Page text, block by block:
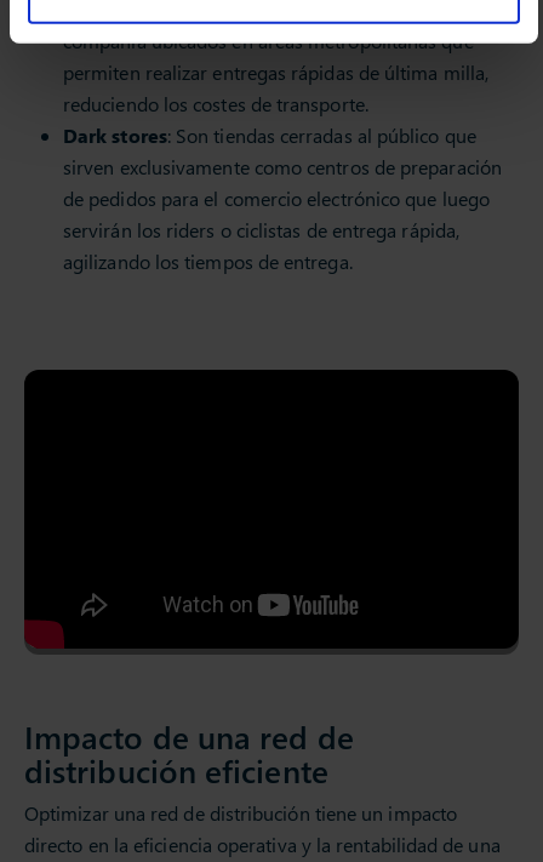
compañía ubicados en áreas metropolitanas que
permiten realizar entregas rápidas de última milla,
reduciendo los costes de transporte.
Dark stores: Son tiendas cerradas al público que
sirven exclusivamente como centros de preparación
de pedidos para el comercio electrónico que luego
servirán los riders o ciclistas de entrega rápida,
agilizando los tiempos de entrega.
Impacto de una red de
distribución eficiente
Optimizar una red de distribución tiene un impacto
directo en la eficiencia operativa y la rentabilidad de una